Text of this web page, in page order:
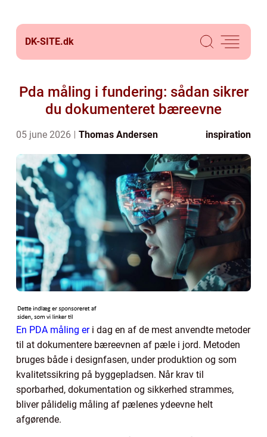
DK-SITE.dk
Pda måling i fundering: sådan sikrer
du dokumenteret bæreevne
05 june 2026 Thomas Andersen inspiration
En PDA måling eri dag en af de mest anvendte metoder
til at dokumentere bæreevnen af pæle i jord. Metoden
bruges både i designfasen, under produktion og som
kvalitetssikring på byggepladsen. Når krav til
sporbarhed, dokumentation og sikkerhed strammes,
bliver pålidelig måling af pælenes ydeevne helt
afgørende.